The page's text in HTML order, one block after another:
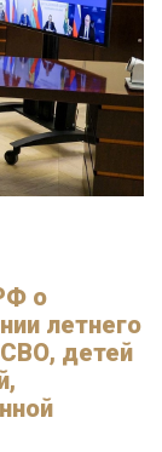
о
летнего
детей